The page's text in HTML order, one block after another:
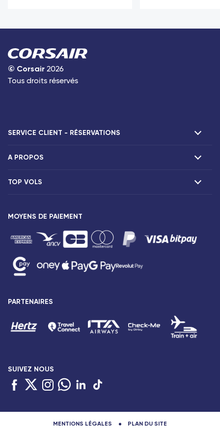
© Corsair 2026
Tous droits réservés
SUIVEZ NOUS
SERVICE CLIENT - RÉSERVATIONS
F.A.Q et contacts
Destinations
A PROPOS
Présentation
Espace presse
Conditions tarifaires
Droits des passagers
Conditions générales de vente
Plan du site
Gestion des cookies
TOP VOLS
Vols Paris Saint-Denis
Vols Paris Dzaoudzi
Vols Paris Cotonou
MOYENS DE PAIEMENT
PARTENAIRES
MENTIONS LÉGALES PLAN DU SITE